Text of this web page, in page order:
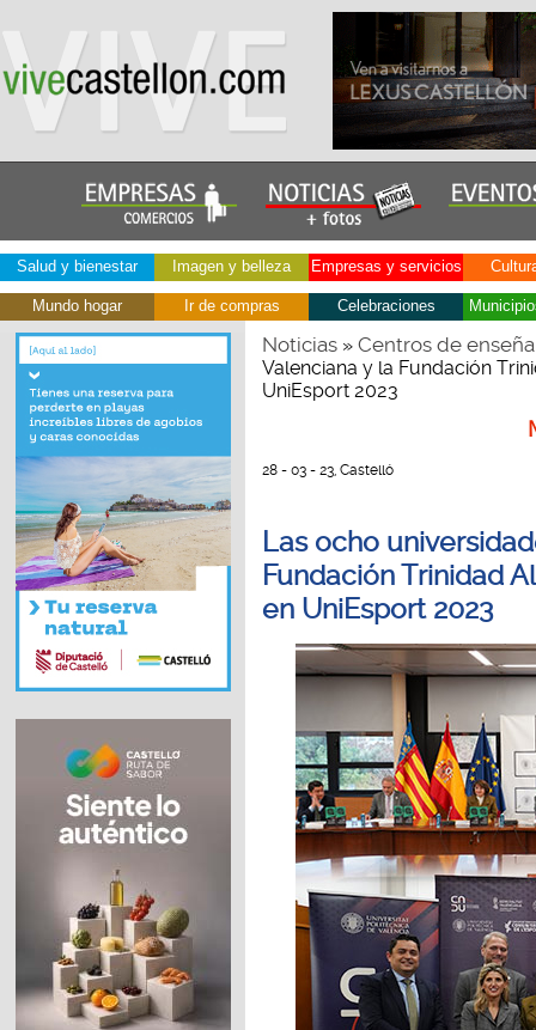
Salud y bienestar Imagen y belleza Empresas y servicios
Mundo hogar Ir de compras Celebraciones
Noticias» Centros de
Valenciana y la Fundación
UniEsport 2023
28 - 03 - 23, Castelló
Las ocho
Fundación Trinidad
en UniEsport 2023